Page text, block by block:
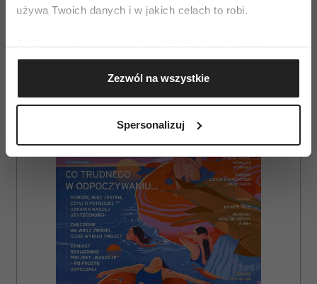
używa Twoich danych i w jakich celach to robi.
Jeśli wyrazisz na to zgodę, chcielibyśmy również:
Gromadzić dane dotyczące Twojej lokalizacji
geograficznej z dokładnością nawet do kilku metrów
Identyfikować Twoje urządzenie, aktywnie
(fingerprinting, czyli wirtualny odcisk palca)
dane są przetwarzane oraz ustaw własne preferencje w
sekcji szczegółów. W Deklaracji plików cookie możesz
zmienić lub wycofać swoją zgodę w dowolnej chwili.
Wykorzystujemy pliki cookie do spersonalizowania treści
i reklam, aby oferować funkcje społecznościowe i
analizować ruch w naszej witrynie. Informacje o tym, jak
Zezwól na wszystkie
Spersonalizuj